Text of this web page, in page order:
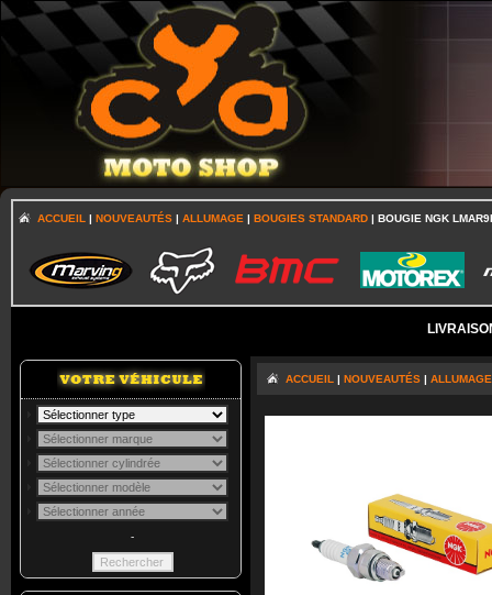
ACCUEIL | NOUVEAUTÉS | ALLUMAGE | BOUGIES STANDARD | BOUGIE NGK
-
ACCUEIL | NOUVEAUTÉS | ALLUMAGE